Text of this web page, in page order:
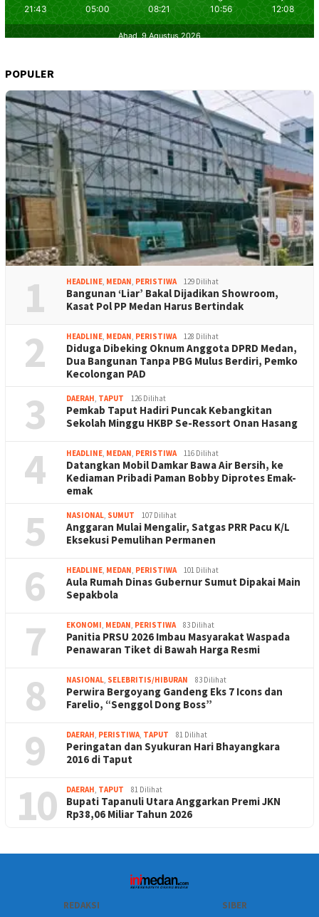
POPULER
1 HEADLINE, MEDAN, PERISTIWA 129 Dilihat
Bangunan ‘Liar’ Bakal Dijadikan Showroom,
Kasat Pol PP Medan Harus Bertindak
2 HEADLINE, MEDAN, PERISTIWA 128 Dilihat
Diduga Dibeking Oknum Anggota DPRD Medan,
Dua Bangunan Tanpa PBG Mulus Berdiri, Pemko
Kecolongan PAD
3 DAERAH, TAPUT 126 Dilihat
Pemkab Taput Hadiri Puncak Kebangkitan
Sekolah Minggu HKBP Se-Ressort Onan Hasang
4 HEADLINE, MEDAN, PERISTIWA 116 Dilihat
Datangkan Mobil Damkar Bawa Air Bersih, ke
Kediaman Pribadi Paman Bobby Diprotes Emak-
emak
5 NASIONAL, SUMUT 107 Dilihat
Anggaran Mulai Mengalir, Satgas PRR Pacu K/L
Eksekusi Pemulihan Permanen
6 HEADLINE, MEDAN, PERISTIWA 101 Dilihat
Aula Rumah Dinas Gubernur Sumut Dipakai Main
Sepakbola
7 EKONOMI, MEDAN, PERISTIWA 83 Dilihat
Panitia PRSU 2026 Imbau Masyarakat Waspada
Penawaran Tiket di Bawah Harga Resmi
8 NASIONAL, SELEBRITIS/HIBURAN 83 Dilihat
Perwira Bergoyang Gandeng Eks 7 Icons dan
Farelio, “Senggol Dong Boss”
9 DAERAH, PERISTIWA, TAPUT 81 Dilihat
Peringatan dan Syukuran Hari Bhayangkara
2016 di Taput
10 DAERAH, TAPUT 81 Dilihat
Bupati Tapanuli Utara Anggarkan Premi JKN
Rp38,06 Miliar Tahun 2026
REDAKSI SIBER